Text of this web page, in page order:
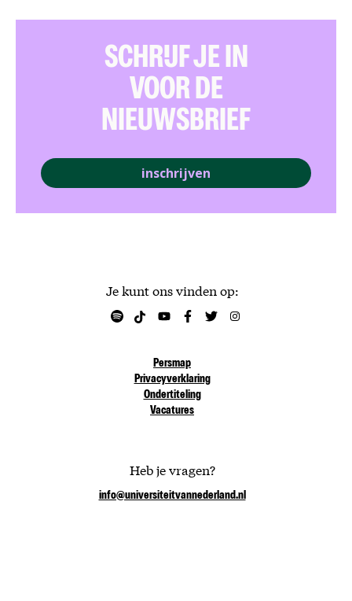
Je kunt ons vinden op:
Persmap
Privacyverklaring
Ondertiteling
Vacatures
Heb je vragen?
info@universiteitvannederland.nl
SCHRIJF JE IN
VOOR DE
NIEUWSBRIEF
inschrijven